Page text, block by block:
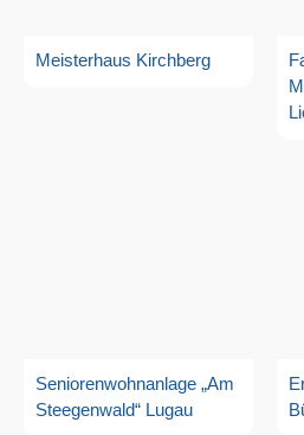
Meisterhaus Kirchberg
Seniorenwohnanlage „Am
Steegenwald“ Lugau